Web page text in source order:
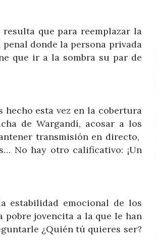
que para reemplazar la
donde la persona privada
que ir a la sombra su par de
hecho esta vez en la cobertura
de Wargandí, acosar a los
transmisión en directo,
No hay otro calificativo: ¡Un
estabilidad emocional de los
pobre jovencita a la que le han
¿Quién tú quieres ser?